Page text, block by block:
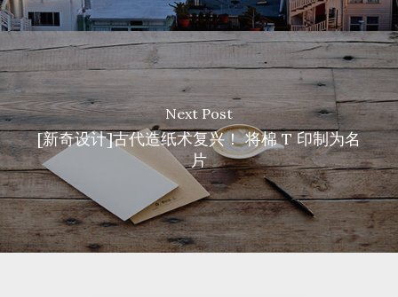
Next Post
[新奇设计]古代造纸术复兴！ 将棉 T 印制为名
片